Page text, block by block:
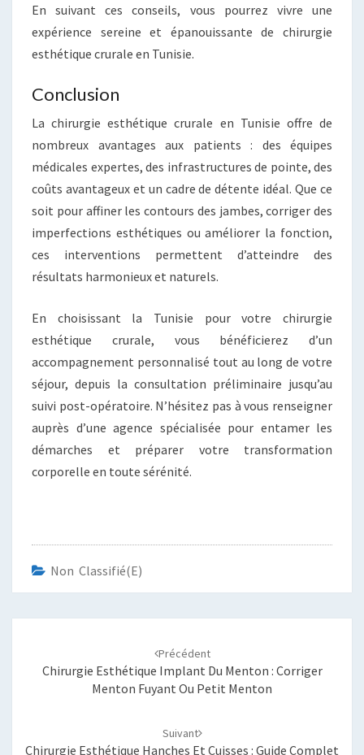
En suivant ces conseils, vous pourrez vivre une
expérience sereine et épanouissante de chirurgie
esthétique crurale en Tunisie.
Conclusion
La chirurgie esthétique crurale en Tunisie offre de
nombreux avantages aux patients : des équipes
médicales expertes, des infrastructures de pointe, des
coûts avantageux et un cadre de détente idéal. Que ce
soit pour affiner les contours des jambes, corriger des
imperfections esthétiques ou améliorer la fonction,
ces interventions permettent d’atteindre des
résultats harmonieux et naturels.
En choisissant la Tunisie pour votre chirurgie
esthétique crurale, vous bénéficierez d’un
accompagnement personnalisé tout au long de votre
séjour, depuis la consultation préliminaire jusqu’au
suivi post-opératoire. N’hésitez pas à vous renseigner
auprès d’une agence spécialisée pour entamer les
démarches et préparer votre transformation
corporelle en toute sérénité.
Non Classifié(e)
Précédent
Chirurgie Esthétique Implant Du Menton : Corriger
Menton Fuyant Ou Petit Menton
Suivant
Chirurgie Esthétique Hanches Et Cuisses : Guide Complet